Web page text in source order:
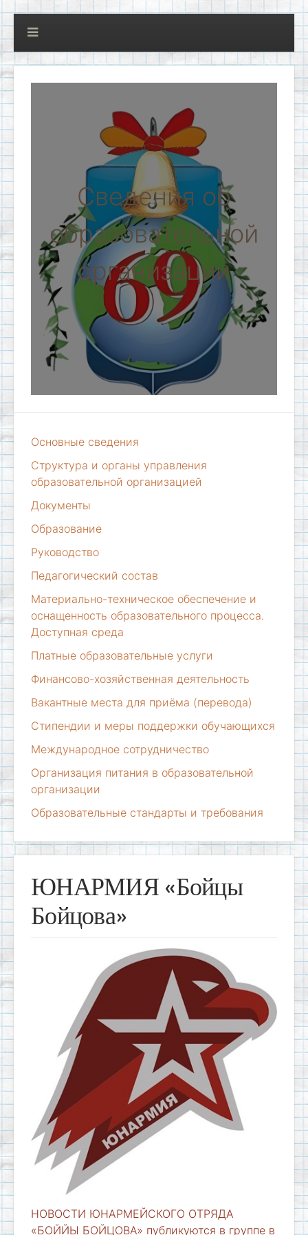
Сведения об
образовательной
организации
Основные сведения
Структура и органы управления
образовательной организацией
Документы
Образование
Руководство
Педагогический состав
Материально-техническое обеспечение и
оснащенность образовательного процесса.
Доступная среда
Платные образовательные услуги
Финансово-хозяйственная деятельность
Вакантные места для приёма (перевода)
Стипендии и меры поддержки обучающихся
Международное сотрудничество
Организация питания в образовательной
организации
Образовательные стандарты и требования
ЮНАРМИЯ «Бойцы
Бойцова»
НОВОСТИ ЮНАРМЕЙСКОГО ОТРЯДА
«БОЙЙЫ БОЙЦОВА» публикуются в группе в